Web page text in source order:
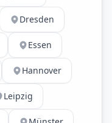
Dresden
Essen
Hannover
Leipzig